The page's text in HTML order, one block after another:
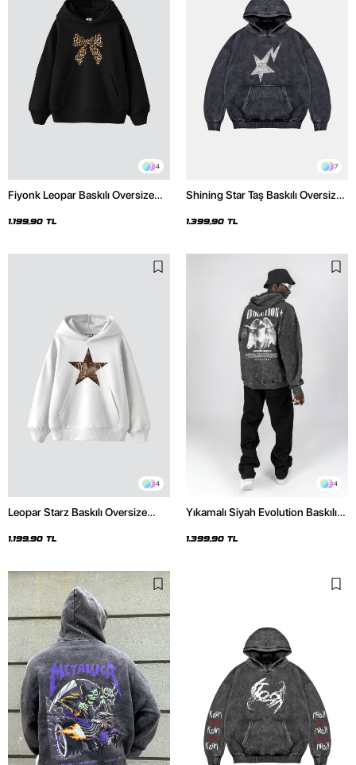
4
Fiyonk Leopar Baskılı Oversize
1.199,90 TL
7
Shining Star Taş Baskılı Oversize
Hoodie
1.399,90 TL
4
Leopar Starz Baskılı Oversize
1.199,90 TL
4
Yıkamalı Siyah Evolution Baskılı
Hoodie
1.399,90 TL